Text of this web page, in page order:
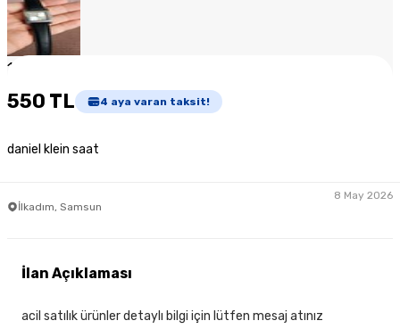
1
550 TL 4 aya varan taksit!
daniel klein saat
İlkadım, Samsun
8 May 2026
İlan Açıklaması
acil satılık ürünler detaylı bilgi için lütfen mesaj atınız